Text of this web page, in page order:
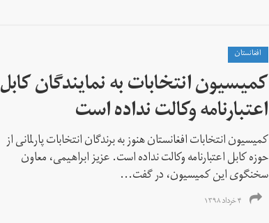
افغانستان
کمیسیون انتخابات به نمایندگان کابل
اعتبارنامه وکالت نداده است
کمیسیون انتخابات افغانستان هنوز به برندگان انتخابات پارلمانی از
حوزه کابل اعتبارنامه وکالت نداده است. عزیز ابراهیمی، معاون
سخنگوی این کمیسیون، در گفت...
۴ خرداد ۱۳۹۸